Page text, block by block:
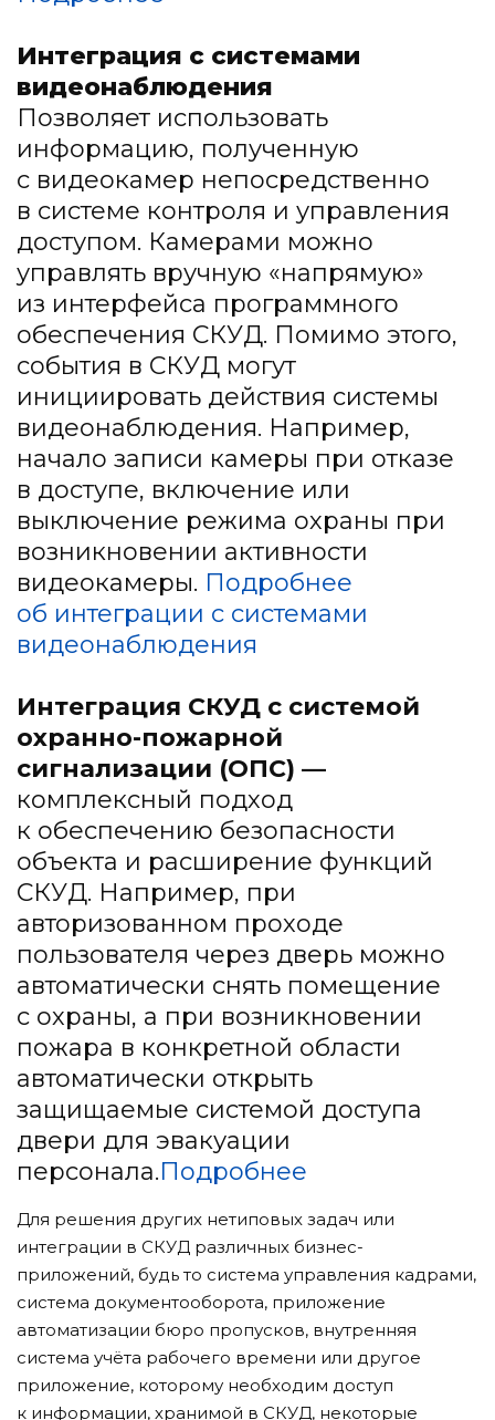
Интеграция с системами
видеонаблюдения
Позволяет использовать
информацию, полученную
с видеокамер непосредственно
в системе контроля и управления
доступом. Камерами можно
управлять вручную «напрямую»
из интерфейса программного
обеспечения СКУД. Помимо этого,
события в СКУД могут
инициировать действия системы
видеонаблюдения. Например,
начало записи камеры при отказе
в доступе, включение или
выключение режима охраны при
возникновении активности
видеокамеры. Подробнее
об интеграции с системами
видеонаблюдения
Интеграция СКУД с системой
охранно-пожарной
сигнализации (ОПС) —
комплексный подход
к обеспечению безопасности
объекта и расширение функций
СКУД. Например, при
авторизованном проходе
пользователя через дверь можно
автоматически снять помещение
с охраны, а при возникновении
пожара в конкретной области
автоматически открыть
защищаемые системой доступа
двери для эвакуации
персонала.Подробнее
Для решения других нетиповых задач или
интеграции в СКУД различных бизнес-
приложений, будь то система управления кадрами,
система документооборота, приложение
автоматизации бюро пропусков, внутренняя
система учёта рабочего времени или другое
приложение, которому необходим доступ
к информации, хранимой в СКУД, некоторые